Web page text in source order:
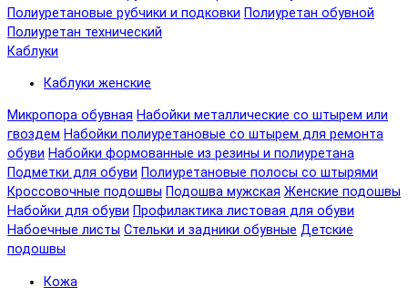
Полиуретановые рубчики и подковки Полиуретан обувной
Полиуретан технический
Каблуки
Каблуки женские
Микропора обувная Набойки металлические со штырем или
гвоздем Набойки полиуретановые со штырем для ремонта
обуви Набойки формованные из резины и полиуретана
Подметки для обуви Полиуретановые полосы со штырями
Кроссовочные подошвы Подошва мужская Женские подошвы
Набойки для обуви Профилактика листовая для обуви
Набоечные листы Стельки и задники обувные Детские
подошвы
Кожа